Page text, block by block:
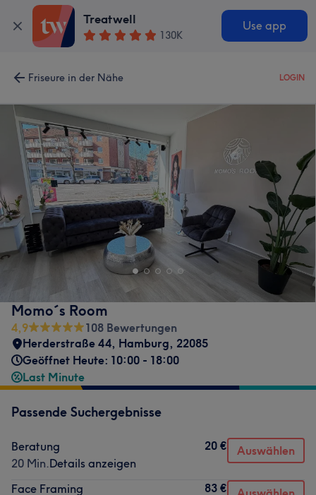
Treatwell
130K
Use app
Friseure in der Nähe LOGIN
Momo´s Room
4,9
108 Bewertungen
Herderstraße 44, Hamburg, 22085
Geöffnet Heute: 10:00 - 18:00
Last Minute
Passende Suchergebnisse
Beratung
20 Min.Details anzeigen
20 € Auswählen
Face Framing
83 €